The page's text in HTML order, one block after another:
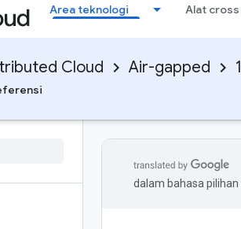
Area teknologi Alat
Cloud Air-gapped
dalam bahasa